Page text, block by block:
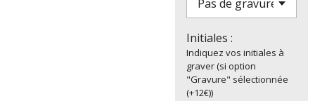
Initiales :
Indiquez vos initiales à
graver (si option
"Gravure" sélectionnée
(+12€))